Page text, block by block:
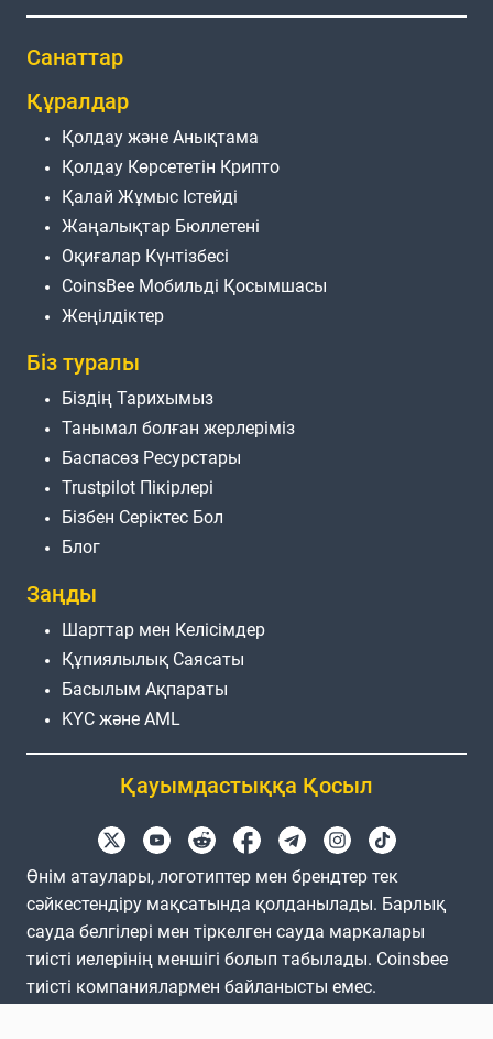
Санаттар
Құралдар
Қолдау және Анықтама
Қолдау Көрсететін Крипто
Қалай Жұмыс Істейді
Жаңалықтар Бюллетені
Оқиғалар Күнтізбесі
CoinsBee Мобильді Қосымшасы
Жеңілдіктер
Біз туралы
Біздің Тарихымыз
Танымал болған жерлеріміз
Баспасөз Ресурстары
Trustpilot Пікірлері
Бізбен Серіктес Бол
Блог
Заңды
Шарттар мен Келісімдер
Құпиялылық Саясаты
Басылым Ақпараты
KYC және AML
Қауымдастыққа Қосыл
Өнім атаулары, логотиптер мен брендтер тек
сәйкестендіру мақсатында қолданылады. Барлық
сауда белгілері мен тіркелген сауда маркалары
тиісті иелерінің меншігі болып табылады. Coinsbee
тиісті компаниялармен байланысты емес.